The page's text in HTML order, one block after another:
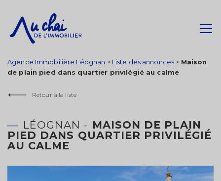
Agence Immobilière Léognan > Liste des annonces > Maison
de plain pied dans quartier privilégié au calme
Retour à la liste
LÉOGNAN - MAISON DE PLAIN
PIED DANS QUARTIER PRIVILÉGIÉ
AU CALME